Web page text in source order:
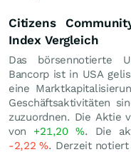
Citizens
Index Vergleich
Das börsennotierte
Bancorp ist in USA
eine
Geschäftsaktivitäten
zuzuordnen. Die Aktie
von +21,20 %. Die
-2,22%. Derzeit